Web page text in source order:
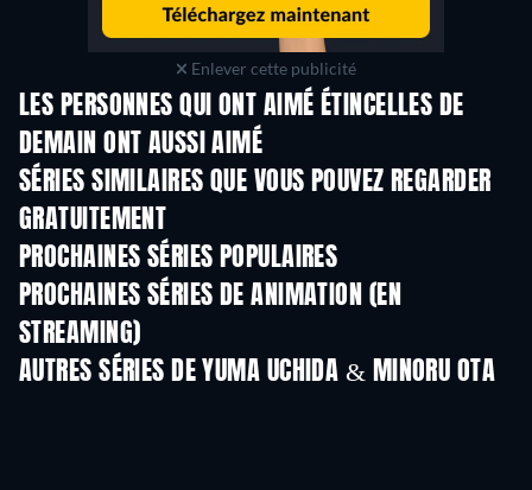
Enlever cette publicité
LES PERSONNES QUI ONT AIMÉ ÉTINCELLES DE
DEMAIN ONT AUSSI AIMÉ
Série
SÉRIES SIMILAIRES QUE VOUS POUVEZ REGARDER
GRATUITEMENTSérie
PROCHAINES SÉRIES POPULAIRES
Série Série
PROCHAINES SÉRIES DE ANIMATION (EN
STREAMING)Saison 4
AUTRES SÉRIES DE YUMA UCHIDA & MINORU OTA
Série Série